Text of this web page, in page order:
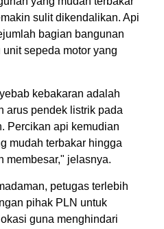
sulit dikendalikan. Api
bagian bangunan
sepeda motor yang
kebakaran adalah
arus pendek listrik pada
Percikan api kemudian
mudah terbakar hingga
membesar," jelasnya.
petugas terlebih
pihak PLN untuk
guna menghindari